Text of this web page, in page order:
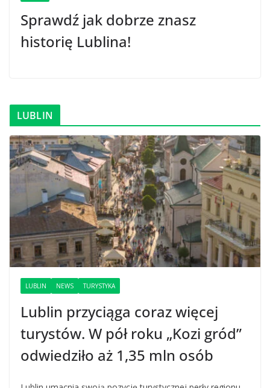
Sprawdź jak dobrze znasz
historię Lublina!
LUBLIN
LUBLIN NEWS TURYSTYKA
Lublin przyciąga coraz więcej
turystów. W pół roku „Kozi gród”
odwiedziło aż 1,35 mln osób